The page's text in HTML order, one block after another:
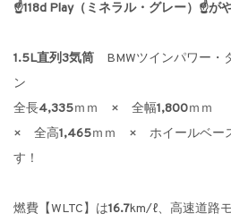
☝118d Play（ミネラル・グレー）☝が
1.5L直列3気筒 BMWツインパワー・
ン
全長4,335ｍｍ × 全幅1,800ｍｍ
× 全高1,465ｍｍ × ホイールベー
す！
燃費【WLTC】は16.7km/ℓ、高速道路